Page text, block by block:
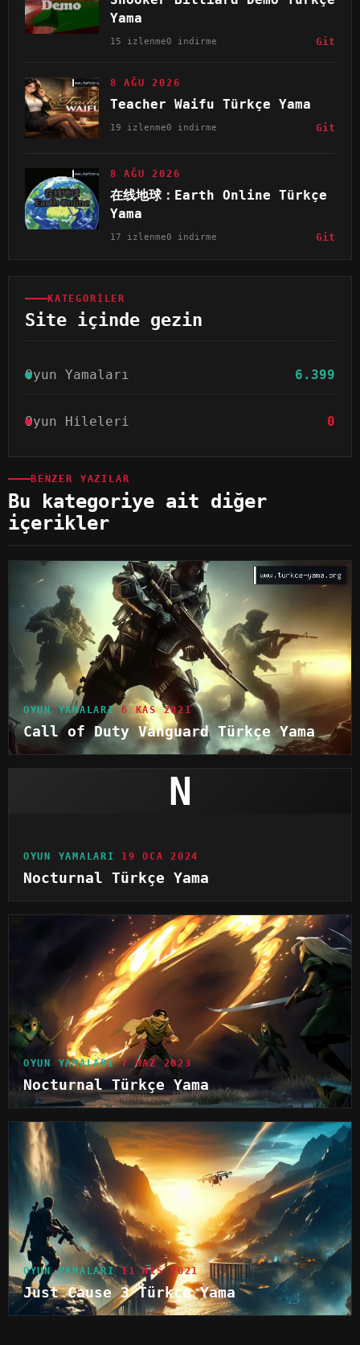
Yama
15 izlenme0 indirme Git
8 AĞU 2026
Teacher Waifu Türkçe Yama
19 izlenme0 indirme Git
8 AĞU 2026
在线地球：Earth Online Türkçe
Yama
17 izlenme0 indirme Git
KATEGORILER
Site içinde gezin
Oyun Yamaları 6.399
Oyun Hileleri 0
BENZER YAZILAR
Bu kategoriye ait diğer
içerikler
OYUN YAMALARI 6 KAS 2021
Call of Duty Vanguard Türkçe Yama
N
OYUN YAMALARI 19 OCA 2024
Nocturnal Türkçe Yama
OYUN YAMALARI 7 HAZ 2023
Nocturnal Türkçe Yama
OYUN YAMALARI 11 NIS 2021
Just Cause 3 Türkçe Yama